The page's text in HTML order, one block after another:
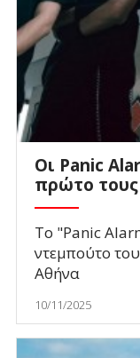
Οι Panic
πρώτο
Το "Panic
ντεμπούτο
Αθήνα
10/11/2025